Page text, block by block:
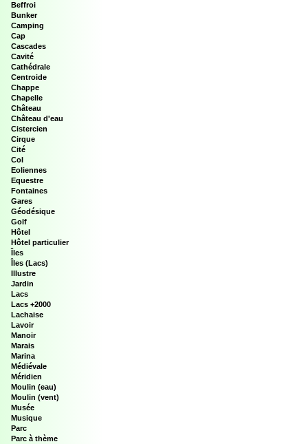
Beffroi
Bunker
Camping
Cap
Cascades
Cavité
Cathédrale
Centroide
Chappe
Chapelle
Château
Château d'eau
Cistercien
Cirque
Cité
Col
Eoliennes
Equestre
Fontaines
Gares
Géodésique
Golf
Hôtel
Hôtel particulier
Îles
Îles (Lacs)
Illustre
Jardin
Lacs
Lacs +2000
Lachaise
Lavoir
Manoir
Marais
Marina
Médiévale
Méridien
Moulin (eau)
Moulin (vent)
Musée
Musique
Parc
Parc à thème